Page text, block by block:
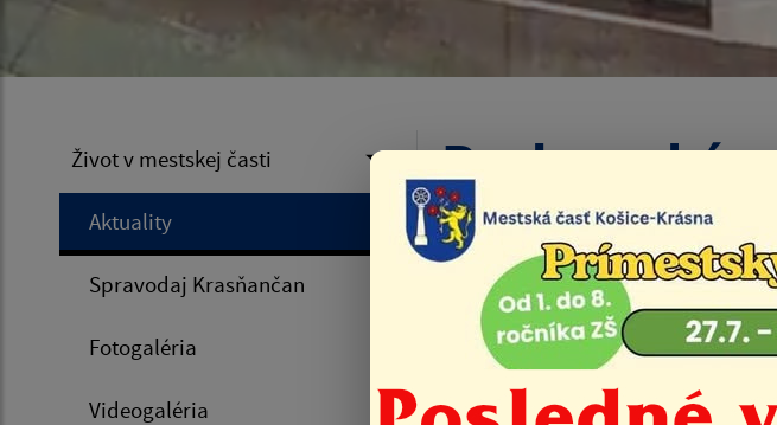
Život v mestskej časti
Aktuality
Spravodaj Krasňančan
Fotogaléria
Videogaléria
Poslanecký
mestskej
2017-2019
Úvod Život v mestskej časti
Poslanecký návrh programového